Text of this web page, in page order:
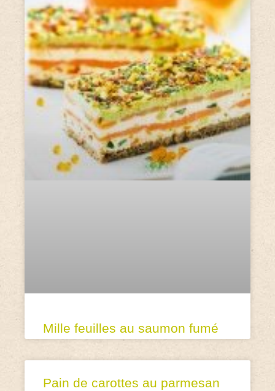
Mille feuilles au saumon fumé
Pain de carottes au parmesan